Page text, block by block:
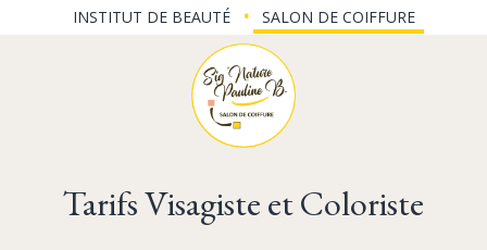
INSTITUT DE BEAUTÉ SALON DE COIFFURE
Tarifs Visagiste et Coloriste